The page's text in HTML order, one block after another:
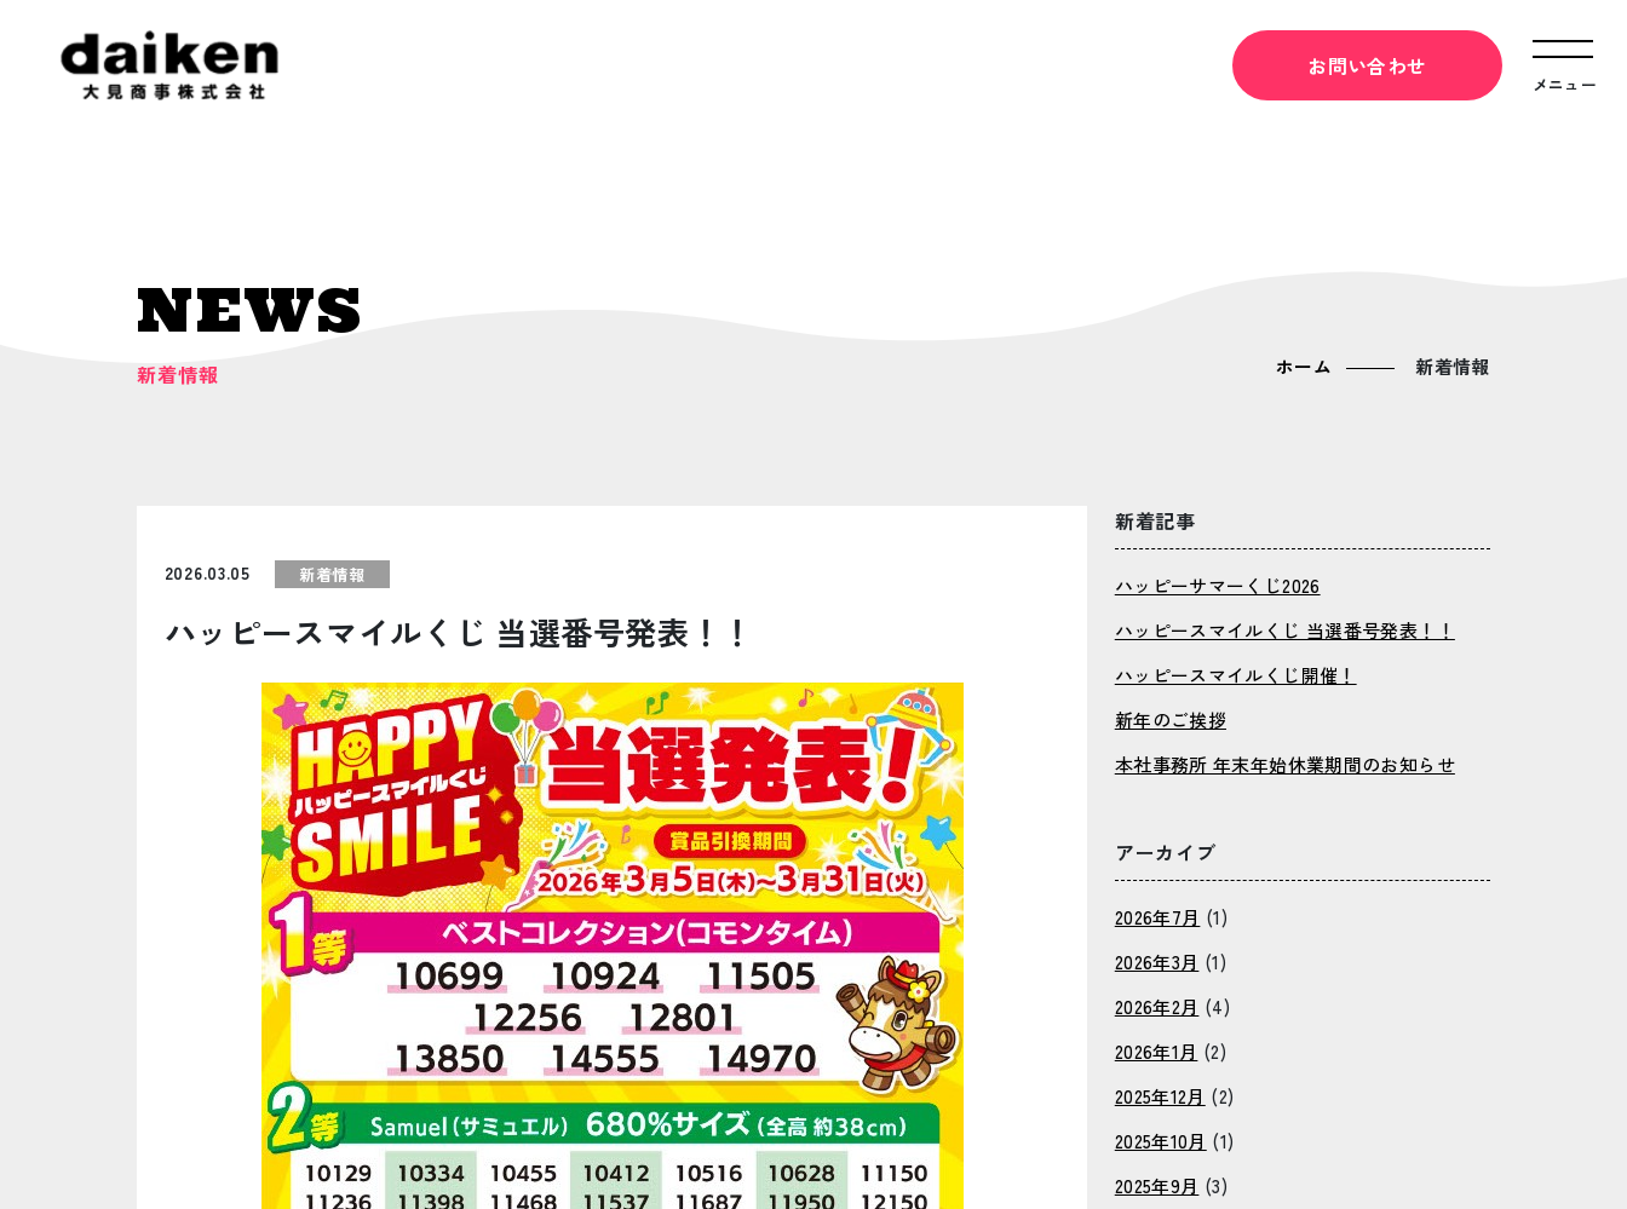
お問い合わせ
メニュー
NEWS
新着情報 ホーム 新着情報
2026.03.05 新着情報
ハッピースマイルくじ 当選番号発表！！
新着記事
ハッピーサマーくじ2026
ハッピースマイルくじ 当選番号発表！！
ハッピースマイルくじ開催！
新年のご挨拶
本社事務所 年末年始休業期間のお知らせ
アーカイブ
2026年7月 (1)
2026年3月 (1)
2026年2月 (4)
2026年1月 (2)
2025年12月 (2)
2025年10月 (1)
2025年9月 (3)